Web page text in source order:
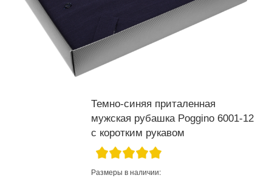
Темно-синяя приталенная
мужская рубашка Poggino 6001-12
с коротким рукавом
Размеры в наличии: